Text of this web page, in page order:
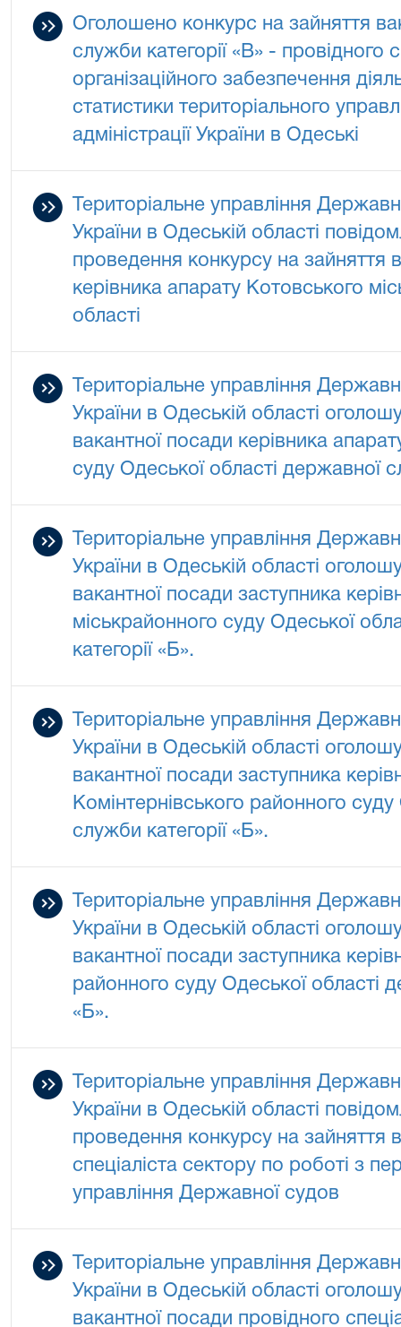
Оголошено конкурс на зайняття
служби категорії «В» - провідного
організаційного забезпечення
статистики територіального
адміністрації України в Одеські
Територіальне управління
України в Одеській області
проведення конкурсу на зайняття
керівника апарату Котовського
області
Територіальне управління
України в Одеській області
вакантної посади керівника
суду Одеської області державної
Територіальне управління
України в Одеській області
вакантної посади заступника
міськрайонного суду Одеської
категорії «Б».
Територіальне управління
України в Одеській області
вакантної посади заступника
Комінтернівського районного
служби категорії «Б».
Територіальне управління
України в Одеській області
вакантної посади заступника
районного суду Одеської області
«Б».
Територіальне управління
України в Одеській області
проведення конкурсу на зайняття
спеціаліста сектору по роботі з
управління Державної судов
Територіальне управління
України в Одеській області
вакантної посади провідного